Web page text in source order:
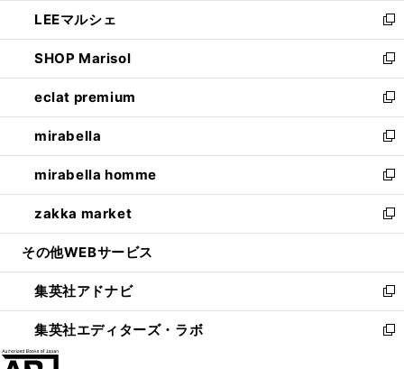
く
で
開
く
ド
ウ
で
開
く
ィ
ン
ド
ウ
で
開
く
し
い
ウ
ィ
ン
ド
ウ
で
開
く
LEEマルシェ
新
し
い
ウ
ィ
ン
ド
ウ
で
開
く
SHOP Marisol
新
し
い
ウ
ィ
ン
ド
ウ
で
開
eclat premium
新
し
い
ウ
ィ
ン
ド
ウ
開
く
mirabella
新
し
い
ウ
ィ
ン
ウ
で
開
く
mirabella homme
新
し
い
ウ
ン
ド
ウ
で
zakka market
新
し
ウ
ィ
ン
ド
その他WEBサービス
集英社アドナビ
新
し
い
集英社エディターズ・ラボ
新